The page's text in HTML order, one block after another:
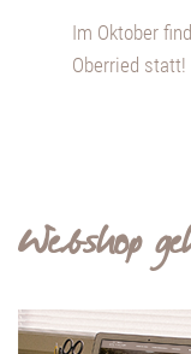
Im Oktober
Oberried statt!
Webshop